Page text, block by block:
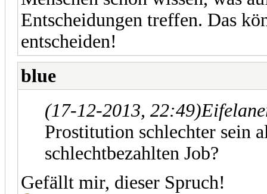
Entscheidungen treffen. Das
entscheiden!
blue
(17-12-2013, 22:49)
Prostitution schlechter sein
schlechtbezahlten Job?
Gefällt mir, dieser Spruch!